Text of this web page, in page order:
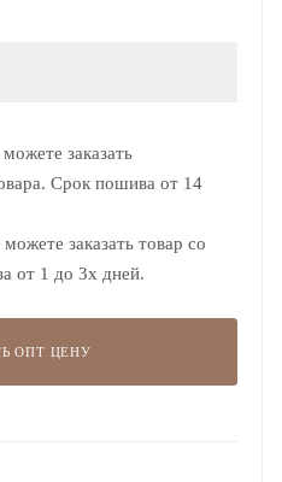
заказать
Срок пошива от 14
заказать товар со
от 1 до 3х дней.
ОПТ ЦЕНУ